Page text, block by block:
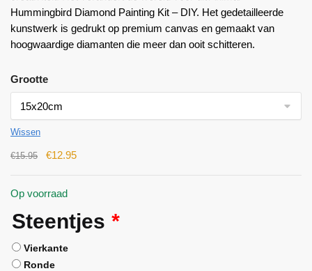
Hummingbird Diamond Painting Kit – DIY. Het gedetailleerde
kunstwerk is gedrukt op premium canvas en gemaakt van
hoogwaardige diamanten die meer dan ooit schitteren.
Grootte
Wissen
€15.95 €12.95
Op voorraad
Steentjes *
Vierkante
Ronde